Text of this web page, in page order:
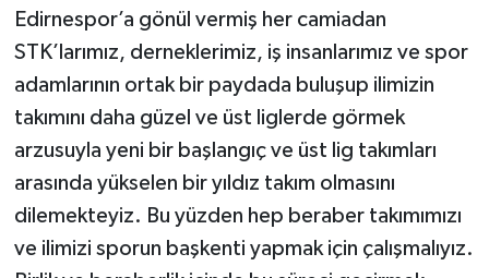
Edirnespor’a gönül vermiş her camiadan
STK’larımız, derneklerimiz, iş insanlarımız ve spor
adamlarının ortak bir paydada buluşup ilimizin
takımını daha güzel ve üst liglerde görmek
arzusuyla yeni bir başlangıç ve üst lig takımları
arasında yükselen bir yıldız takım olmasını
dilemekteyiz. Bu yüzden hep beraber takımımızı
ve ilimizi sporun başkenti yapmak için çalışmalıyız.